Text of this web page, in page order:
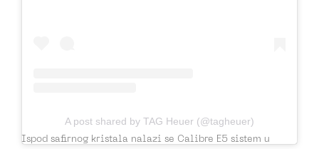
A post shared by TAG Heuer (@tagheuer)
Ispod safirnog kristala nalazi se Calibre E5 sistem u